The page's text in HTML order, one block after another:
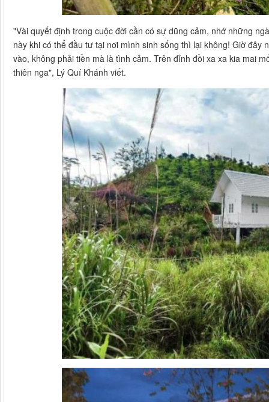
"Vài quyết định trong cuộc đời cần có sự dũng cảm, nhớ những
này khi có thể đầu tư tại nơi mình sinh sống thì lại không! Giờ
vào, không phải tiền mà là tình cảm. Trên đỉnh đồi xa xa kia mai
thiên nga", Lý Quí Khánh viết.